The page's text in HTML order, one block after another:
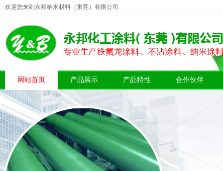
欢迎您来到永邦納米材料（東莞）有限公司
网站首页 产品展示 产品特性 合作伙伴